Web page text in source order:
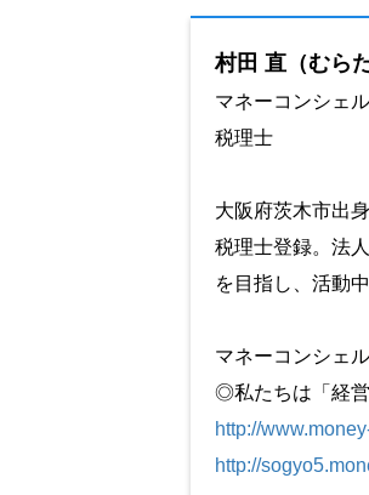
村田 直（むら
マネーコンシェ
税理士
大阪府茨木市出
税理士登録。法
を目指し、活動
マネーコンシェ
◎私たちは「経
http://
http://